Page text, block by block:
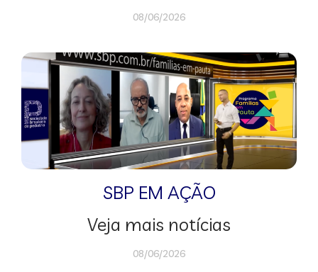
08/06/2026
SBP EM AÇÃO
Veja mais notícias
08/06/2026